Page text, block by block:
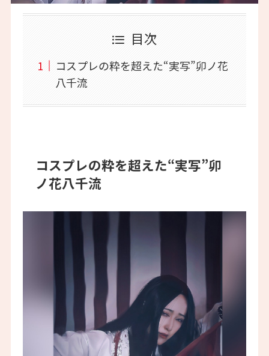
目次
コスプレの粋を超えた“実写”卯ノ花
八千流
コスプレの粋を超えた“実写”卯
ノ花八千流